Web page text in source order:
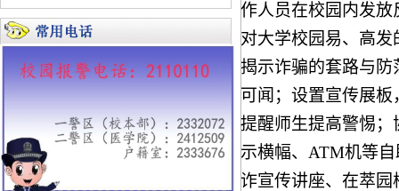
作人员在校园内发
对大学校园易、高
揭示诈骗的套路与
可闻；设置宣传展
提醒师生提高警惕；
示横幅、 ATM机等
诈宣传讲座、在萃园